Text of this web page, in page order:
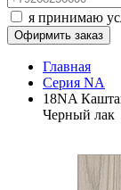
я принимаю
Офирмить заказ
Главная
Серия NA
18NA
Черный лак